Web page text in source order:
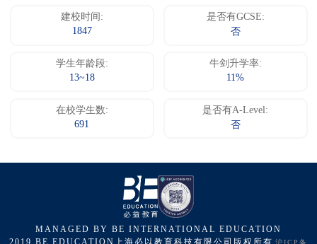
建校时间:
1847
是否有GCSE:
否
学生年龄段:
13~18
牛剑升学率:
11%
在校学生数:
691
是否有A-Level:
否
MANAGED BY BE INTERNATIONAL EDUCATION
2019 BE EDUCATION上海必以教育科技有限公司版权所有